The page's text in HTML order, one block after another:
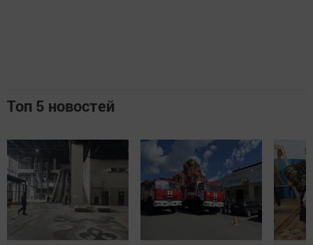
Топ 5 новостей